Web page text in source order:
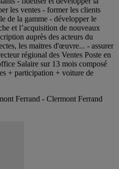
les ventes - former les clients
de la gamme - développer le
et l’acquisition de nouveaux
auprès des acteurs du
les maitres d'œuvre... - assurer
régional des Ventes Poste en
Salaire sur 13 mois composé
+ participation + voiture de
Ferrand - Clermont Ferrand